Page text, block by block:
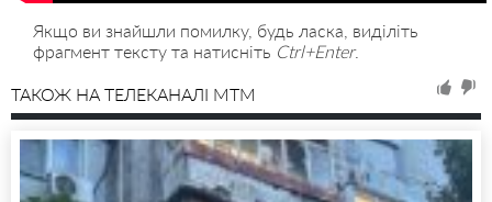
Якщо ви знайшли помилку, будь ласка, виділіть
фрагмент тексту та натисніть Ctrl+Enter.
ТАКОЖ НА ТЕЛЕКАНАЛІ MTM